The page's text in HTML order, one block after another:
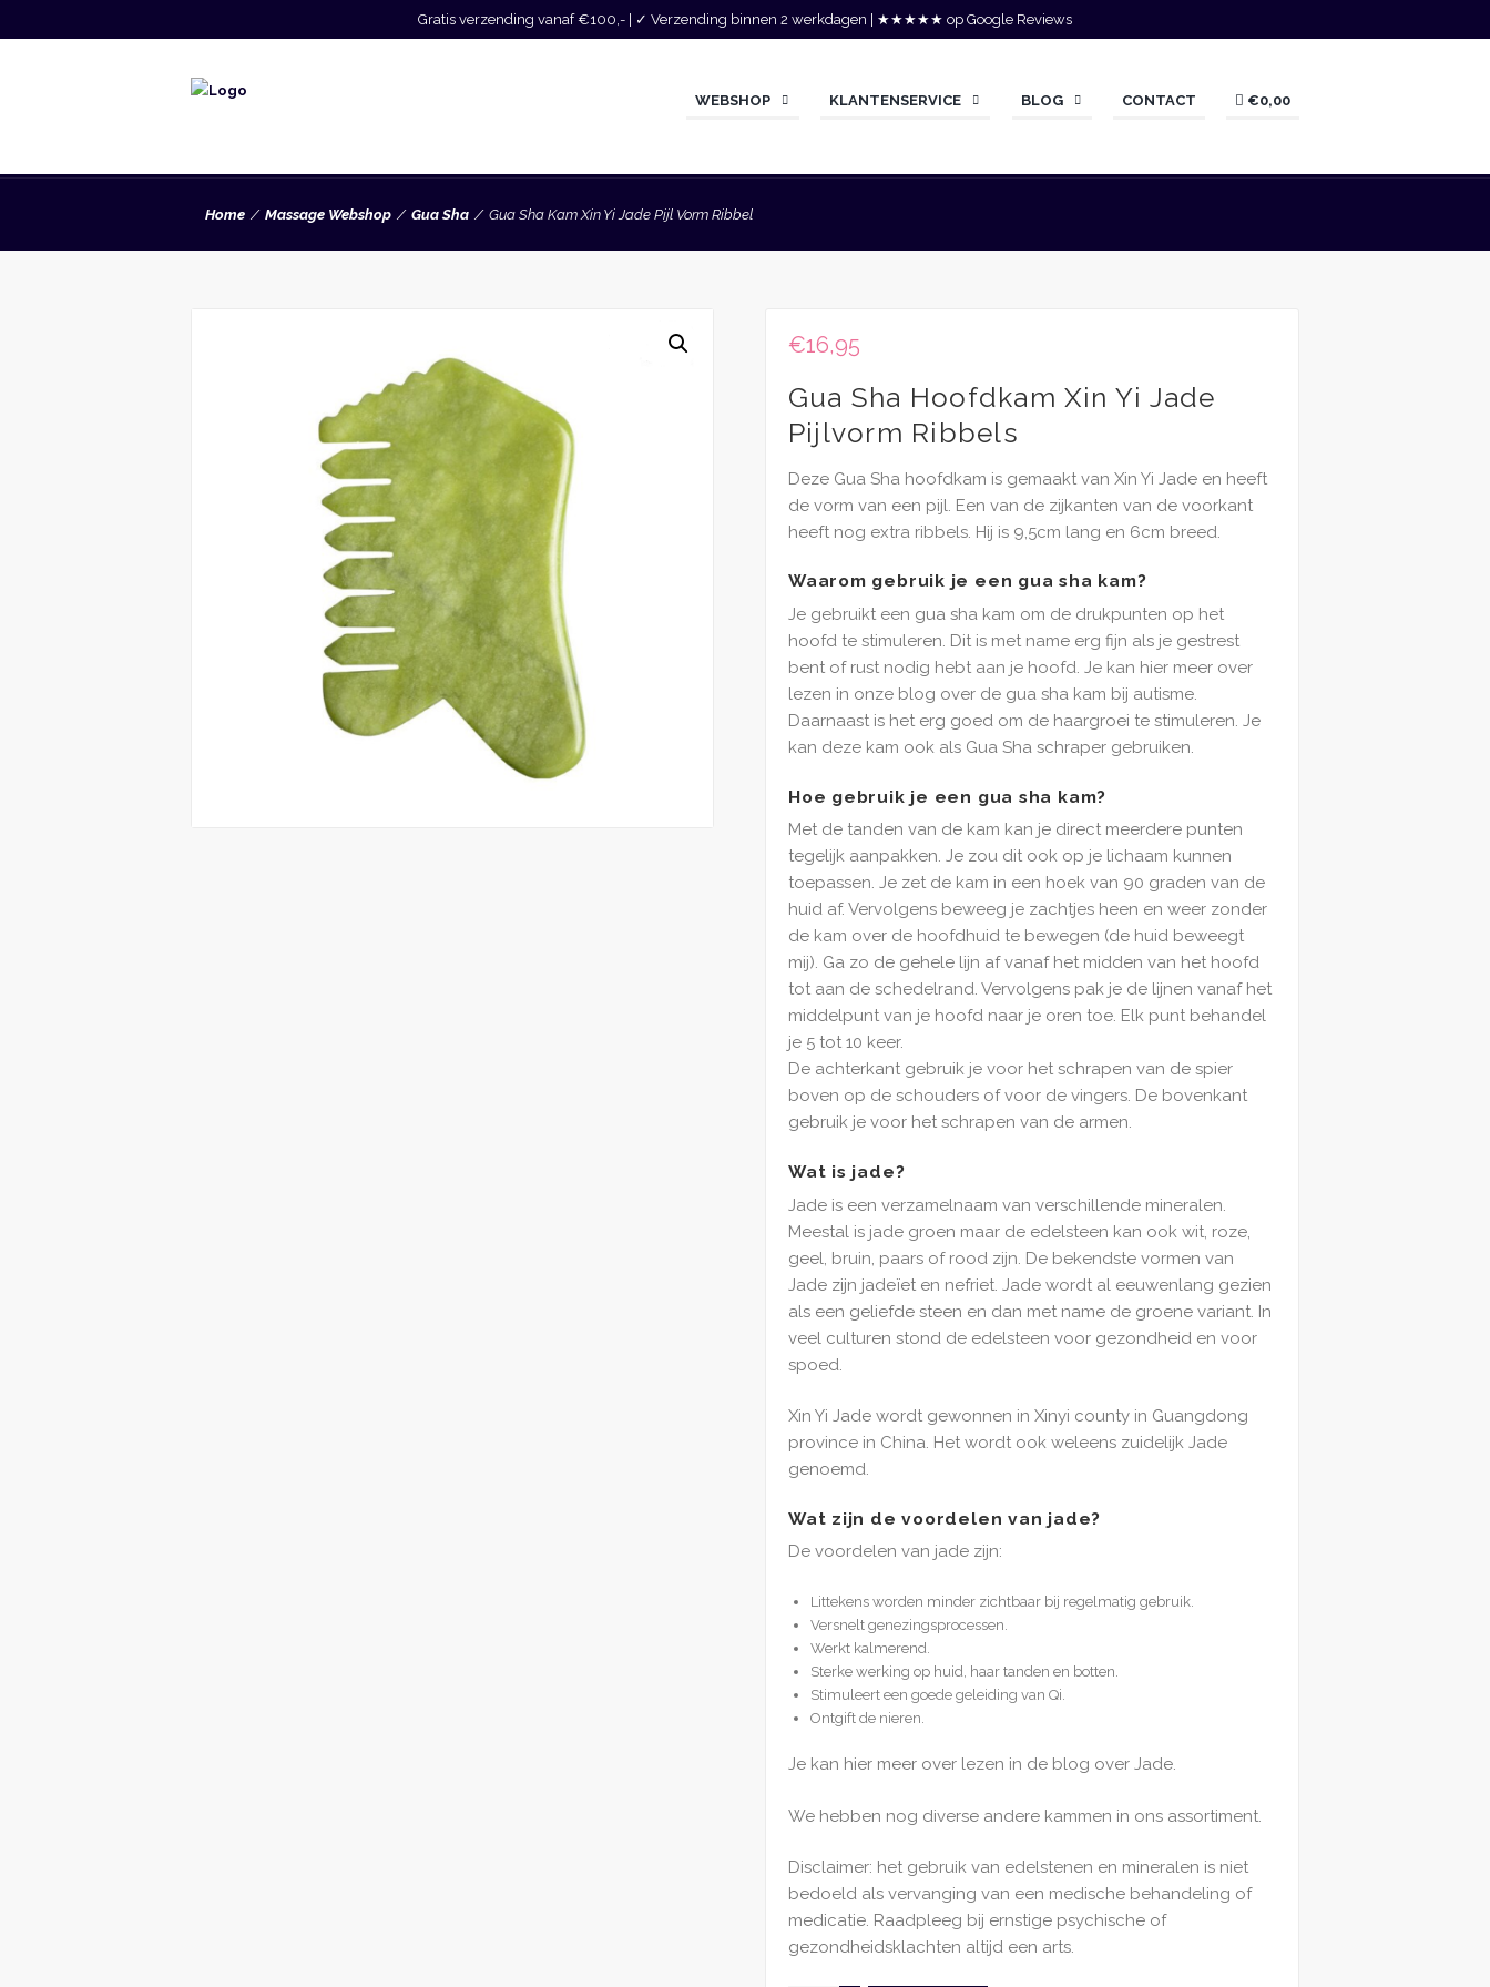
Gratis verzending vanaf €100,- | ✓ Verzending binnen 2 werkdagen | ★★★★★ op Google Reviews
WEBSHOP KLANTENSERVICE BLOG CONTACT €0,00
Home Massage Webshop Gua Sha Gua Sha Kam Xin Yi Jade Pijl Vorm Ribbel
€16,95
Gua Sha Hoofdkam Xin Yi Jade
Pijlvorm Ribbels
Deze Gua Sha hoofdkam is gemaakt van Xin Yi Jade en heeft
de vorm van een pijl. Een van de zijkanten van de voorkant
heeft nog extra ribbels. Hij is 9,5cm lang en 6cm breed.
Waarom gebruik je een gua sha kam?
Je gebruikt een gua sha kam om de drukpunten op het
hoofd te stimuleren. Dit is met name erg fijn als je gestrest
bent of rust nodig hebt aan je hoofd. Je kan hier meer over
lezen in onze blog over de gua sha kam bij autisme.
Daarnaast is het erg goed om de haargroei te stimuleren. Je
kan deze kam ook als Gua Sha schraper gebruiken.
Hoe gebruik je een gua sha kam?
Met de tanden van de kam kan je direct meerdere punten
tegelijk aanpakken. Je zou dit ook op je lichaam kunnen
toepassen. Je zet de kam in een hoek van 90 graden van de
huid af. Vervolgens beweeg je zachtjes heen en weer zonder
de kam over de hoofdhuid te bewegen (de huid beweegt
mij). Ga zo de gehele lijn af vanaf het midden van het hoofd
tot aan de schedelrand. Vervolgens pak je de lijnen vanaf het
middelpunt van je hoofd naar je oren toe. Elk punt behandel
je 5 tot 10 keer.
De achterkant gebruik je voor het schrapen van de spier
boven op de schouders of voor de vingers. De bovenkant
gebruik je voor het schrapen van de armen.
Wat is jade?
Jade is een verzamelnaam van verschillende mineralen.
Meestal is jade groen maar de edelsteen kan ook wit, roze,
geel, bruin, paars of rood zijn. De bekendste vormen van
Jade zijn jadeïet en nefriet. Jade wordt al eeuwenlang gezien
als een geliefde steen en dan met name de groene variant. In
veel culturen stond de edelsteen voor gezondheid en voor
spoed.
Xin Yi Jade wordt gewonnen in Xinyi county in Guangdong
province in China. Het wordt ook weleens zuidelijk Jade
genoemd.
Wat zijn de voordelen van jade?
De voordelen van jade zijn:
Littekens worden minder zichtbaar bij regelmatig gebruik.
Versnelt genezingsprocessen.
Werkt kalmerend.
Sterke werking op huid, haar tanden en botten.
Stimuleert een goede geleiding van Qi.
Ontgift de nieren.
Je kan hier meer over lezen in de blog over Jade.
We hebben nog diverse andere kammen in ons assortiment.
Disclaimer: het gebruik van edelstenen en mineralen is niet
bedoeld als vervanging van een medische behandeling of
medicatie. Raadpleeg bij ernstige psychische of
gezondheidsklachten altijd een arts.